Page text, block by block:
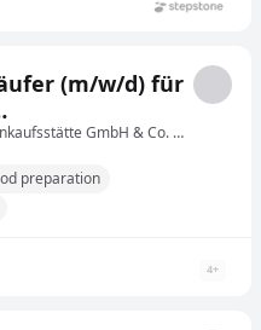
(m/w/d) für
Combi Verbrauchermarkt Einkaufsstätte GmbH & Co. KG
preparation
4+